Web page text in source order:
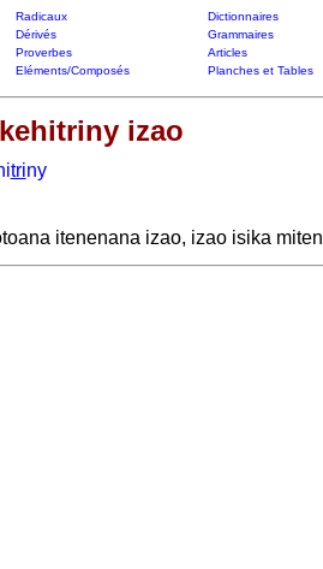
Radicaux Dictionnaires
Dérivés Grammaires
Proverbes Articles
Eléments/Composés Planches et Tables
izao
triny
itenenana izao, izao isika